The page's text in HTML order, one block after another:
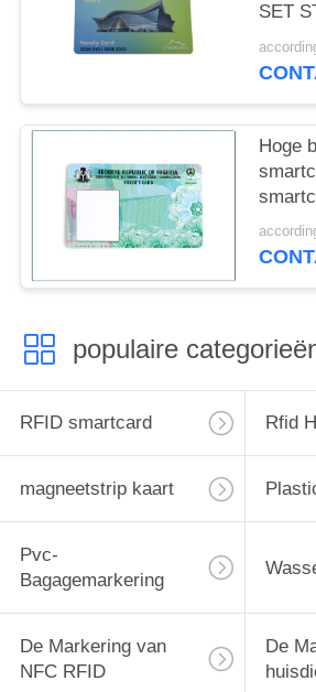
SET
ISO
Hoge
dikte
populaire
RFID smartcard Rfid
magneetstrip kaart
Pvc-
Bagagemarkering
De Markering van
NFC RFID
De